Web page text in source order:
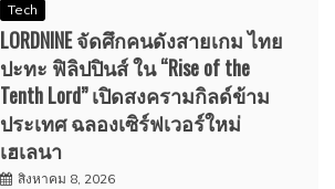
Tech
LORDNINE จัดศึกคนดังสายเกม ไทย
ปะทะ ฟิลิปปินส์ ใน “Rise of the
Tenth Lord” เปิดสงครามกิลด์ข้าม
ประเทศ ฉลองเซิร์ฟเวอร์ใหม่
เฮเลนา
สิงหาคม 8, 2026